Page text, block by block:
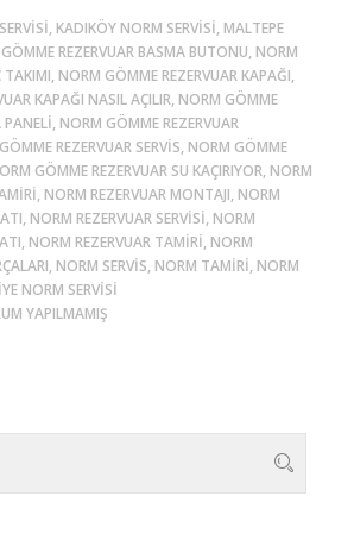
KADIKÖY NORM SERVISI, MALTEPE
REZERVUAR BASMA BUTONU, NORM
TAKIMI, NORM GÖMME REZERVUAR KAPAĞI,
KAPAĞI NASIL AÇILIR, NORM GÖMME
NORM GÖMME REZERVUAR
REZERVUAR SERVIS, NORM GÖMME
GÖMME REZERVUAR SU KAÇIRIYOR, NORM
NORM REZERVUAR MONTAJI, NORM
NORM REZERVUAR SERVISI, NORM
NORM REZERVUAR TAMIRI, NORM
NORM SERVIS, NORM TAMIRI, NORM
NORM SERVISI
YAPILMAMIŞ